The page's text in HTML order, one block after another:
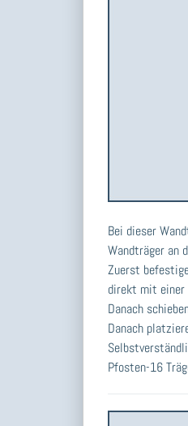
Bei dieser
Wandträger an
Zuerst
direkt mit einer
Danach
Danach
Pfosten-16